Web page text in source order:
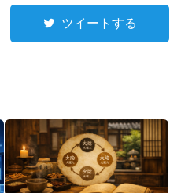
ツイートする